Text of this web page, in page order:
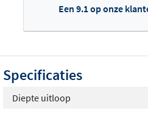
Een 9.1 op onze
Specificaties
Diepte uitloop